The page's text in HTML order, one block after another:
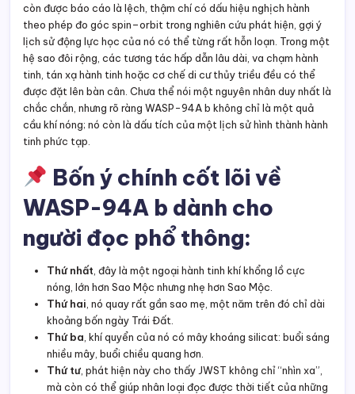
còn được báo cáo là lệch, thậm chí có dấu hiệu nghịch hành
theo phép đo góc spin–orbit trong nghiên cứu phát hiện, gợi ý
lịch sử động lực học của nó có thể từng rất hỗn loạn. Trong một
hệ sao đôi rộng, các tương tác hấp dẫn lâu dài, va chạm hành
tinh, tán xạ hành tinh hoặc cơ chế di cư thủy triều đều có thể
được đặt lên bàn cân. Chưa thể nói một nguyên nhân duy nhất là
chắc chắn, nhưng rõ ràng WASP-94A b không chỉ là một quả
cầu khí nóng; nó còn là dấu tích của một lịch sử hình thành hành
tinh phức tạp.
Bốn ý chính cốt lõi về
WASP-94A b dành cho
người đọc phổ thông:
Thứ nhất , đây là một ngoại hành tinh khí khổng lồ cực
nóng, lớn hơn Sao Mộc nhưng nhẹ hơn Sao Mộc.
Thứ hai , nó quay rất gần sao mẹ, một năm trên đó chỉ dài
khoảng bốn ngày Trái Đất.
Thứ ba , khí quyển của nó có mây khoáng silicat: buổi sáng
nhiều mây, buổi chiều quang hơn.
Thứ tư , phát hiện này cho thấy JWST không chỉ “nhìn xa”,
mà còn có thể giúp nhân loại đọc được thời tiết của những